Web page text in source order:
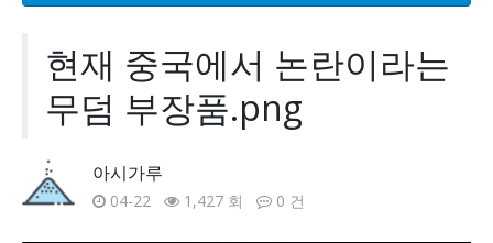
현재 중국에서 논란이라는
무덤 부장품.png
아시가루
04-22 1,427 회 0 건